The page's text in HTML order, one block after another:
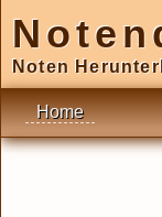
Noten
Home